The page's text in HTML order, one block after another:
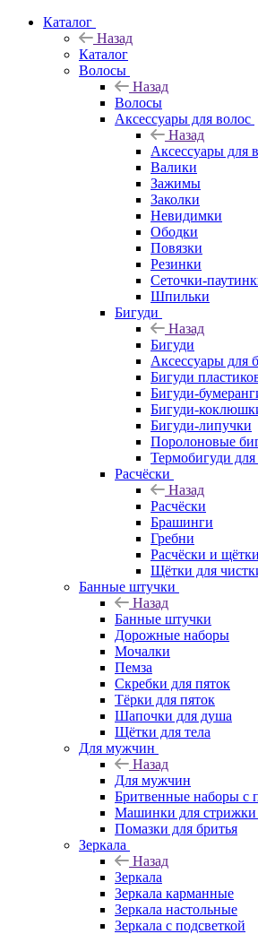
Каталог
Назад
Каталог
Волосы
Назад
Волосы
Аксессуары для волос
Назад
Аксессуары для
Валики
Зажимы
Заколки
Невидимки
Ободки
Повязки
Резинки
Сеточки-
Шпильки
Бигуди
Назад
Бигуди
Аксессуары для
Бигуди
Бигуди-
Бигуди-
Бигуди-липучки
Поролоновые
Термобигуди для
Расчёски
Назад
Расчёски
Брашинги
Гребни
Расчёски и щётки
Щётки для
Банные штучки
Назад
Банные штучки
Дорожные наборы
Мочалки
Пемза
Скребки для пяток
Тёрки для пяток
Шапочки для душа
Щётки для тела
Для мужчин
Назад
Для мужчин
Бритвенные наборы с
Машинки для стрижки
Помазки для бритья
Зеркала
Назад
Зеркала
Зеркала карманные
Зеркала настольные
Зеркала с подсветкой